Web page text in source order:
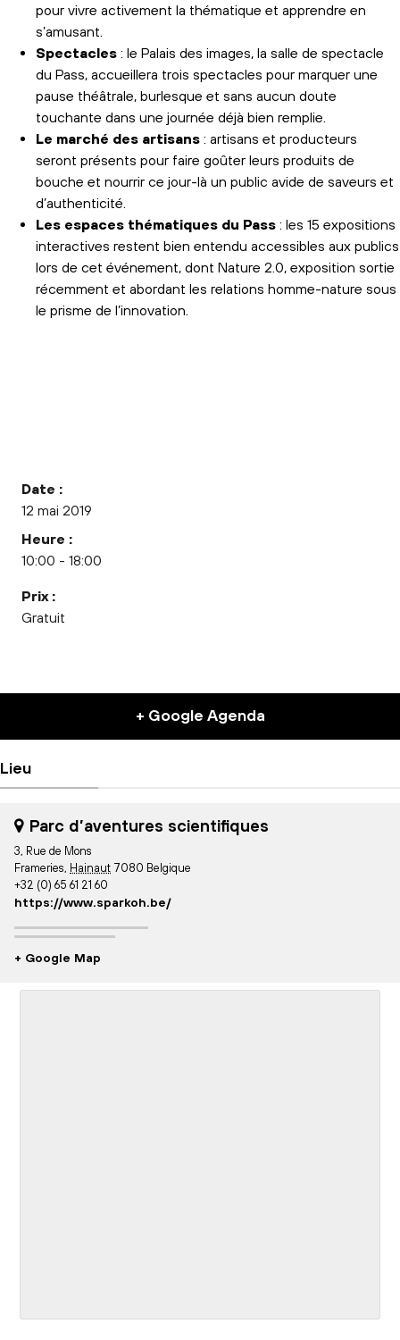
pour vivre activement la thématique et apprendre en
s’amusant.
Spectacles : le Palais des images, la salle de spectacle
du Pass, accueillera trois spectacles pour marquer une
pause théâtrale, burlesque et sans aucun doute
touchante dans une journée déjà bien remplie.
Le marché des artisans : artisans et producteurs
seront présents pour faire goûter leurs produits de
bouche et nourrir ce jour-là un public avide de saveurs et
d’authenticité.
Les espaces thématiques du Pass : les 15 expositions
interactives restent bien entendu accessibles aux publics
lors de cet événement, dont Nature 2.0, exposition sortie
récemment et abordant les relations homme-nature sous
le prisme de l’innovation.
Date :
12 mai 2019
Heure :
10:00 - 18:00
Prix :
Gratuit
+ Google Agenda
Lieu
Parc d’aventures scientifiques
3, Rue de Mons
Frameries, Hainaut 7080 Belgique
+32 (0) 65 61 21 60
https://www.sparkoh.be/
+ Google Map